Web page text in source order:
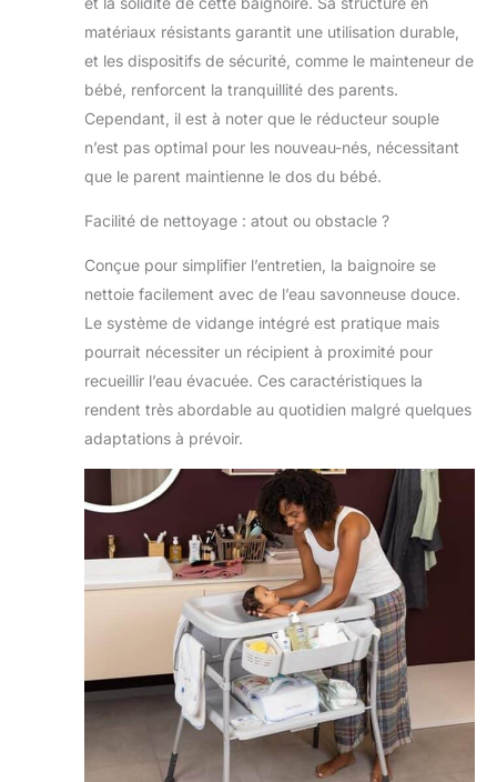
matériaux résistants garantit une utilisation durable,
et les dispositifs de sécurité, comme le mainteneur de
bébé, renforcent la tranquillité des parents.
Cependant, il est à noter que le réducteur souple
n’est pas optimal pour les nouveau-nés, nécessitant
que le parent maintienne le dos du bébé.
Facilité de nettoyage : atout ou obstacle ?
Conçue pour simplifier l’entretien, la baignoire se
nettoie facilement avec de l’eau savonneuse douce.
Le système de vidange intégré est pratique mais
pourrait nécessiter un récipient à proximité pour
recueillir l’eau évacuée. Ces caractéristiques la
rendent très abordable au quotidien malgré quelques
adaptations à prévoir.